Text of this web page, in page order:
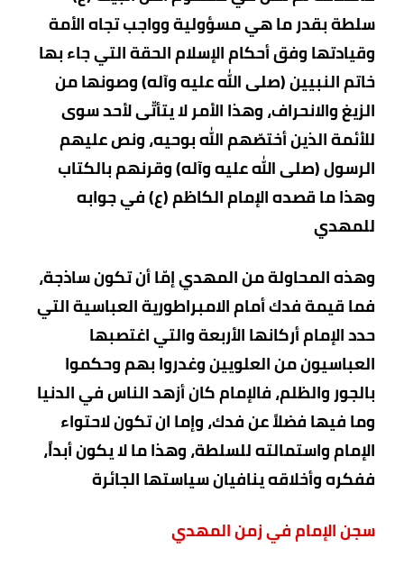
سلطة بقدر ما هي مسؤولية وواجب تجاه الأمة
وقيادتها وفق أحكام الإسلام الحقة التي جاء بها
خاتم النبيين (صلى الله عليه وآله) وصونها من
الزيغ والانحراف، وهذا الأمر لا يتأتّى لأحد سوى
للأئمة الذين أختصّهم الله بوحيه، ونص عليهم
الرسول (صلى الله عليه وآله) وقرنهم بالكتاب
وهذا ما قصده الإمام الكاظم (ع) في جوابه
للمهدي
وهذه المحاولة من المهدي إمّا أن تكون ساذجة،
فما قيمة فدك أمام الامبراطورية العباسية التي
حدد الإمام أركانها الأربعة والتي اغتصبها
العباسيون من العلويين وغدروا بهم وحكموا
بالجور والظلم، فالإمام كان أزهد الناس في الدنيا
وما فيها فضلاً عن فدك، وإما ان تكون لاحتواء
الإمام واستمالته للسلطة، وهذا ما لا يكون أبداً،
ففكره وأخلاقه ينافيان سياستها الجائرة
سجن الإمام في زمن المهدي